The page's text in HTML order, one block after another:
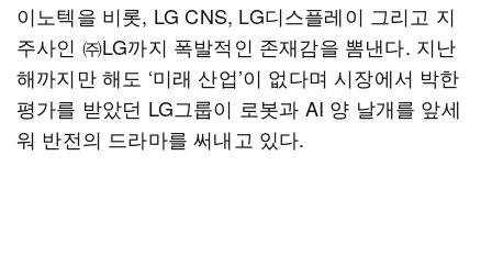
이노텍을 비롯, LG CNS, LG디스플레이 그리고 지
주사인 ㈜LG까지 폭발적인 존재감을 뽐낸다. 지난
해까지만 해도 ‘미래 산업’이 없다며 시장에서 박한
평가를 받았던 LG그룹이 로봇과 AI 양 날개를 앞세
워 반전의 드라마를 써내고 있다.